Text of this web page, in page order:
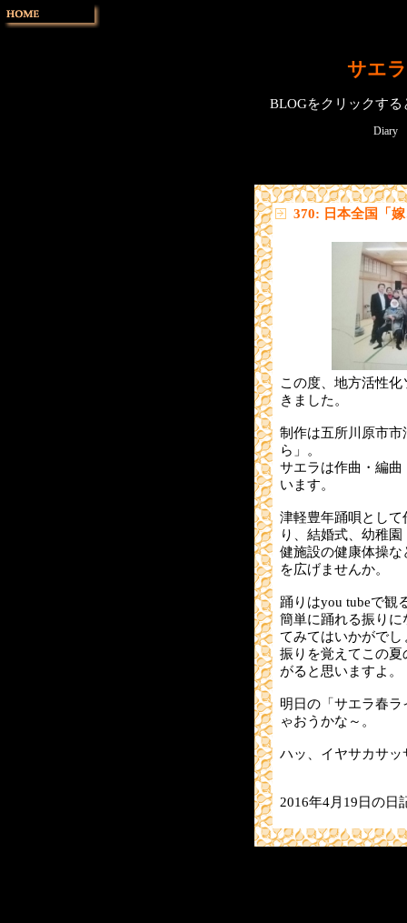
サエ
BLOGをクリックす
Diary
370: 日本全国「
この度、地方活性
きました。
制作は五所川原市
ら」。
サエラは作曲・編
います。
津軽豊年踊唄とし
り、結婚式、幼稚
健施設の健康体操
を広げませんか。
踊りはyou tubeで観
簡単に踊れる振り
てみてはいかがでし
振りを覚えてこの
がると思いますよ。
明日の「サエラ春
ゃおうかな～。
ハッ、イヤサカサッ
2016年4月19日の日